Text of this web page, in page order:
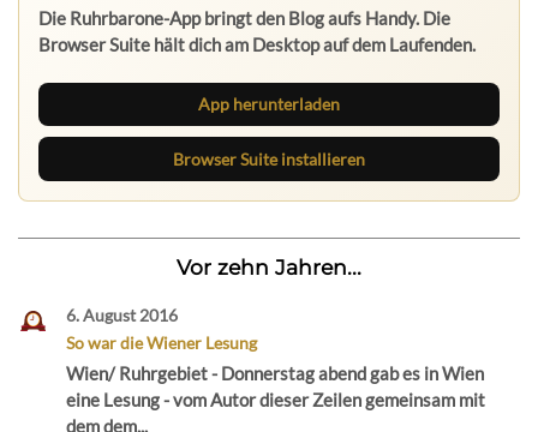
Die Ruhrbarone-App bringt den Blog aufs Handy. Die
Browser Suite hält dich am Desktop auf dem Laufenden.
App herunterladen
Browser Suite installieren
Vor zehn Jahren...
6. August 2016
So war die Wiener Lesung
Wien/ Ruhrgebiet - Donnerstag abend gab es in Wien
eine Lesung - vom Autor dieser Zeilen gemeinsam mit
dem dem...